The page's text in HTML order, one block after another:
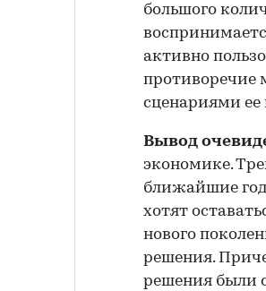
большого
активно
противоречие
сценариями ее
Вывод
экономике.
ближайшие
хотят
нового
решения.
решения были